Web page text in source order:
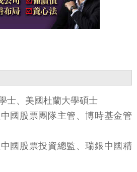
士、美國杜蘭大學碩士
國股票團隊主管、博時基金管
國股票投資總監、瑞銀中國精